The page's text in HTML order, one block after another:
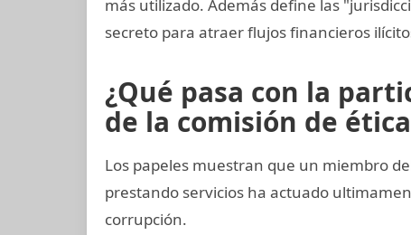
más utilizado. Además define las
secreto para atraer flujos financieros
¿Qué pasa con la
de la comisión de
Los papeles muestran que un miembro
prestando servicios ha actuado
corrupción.